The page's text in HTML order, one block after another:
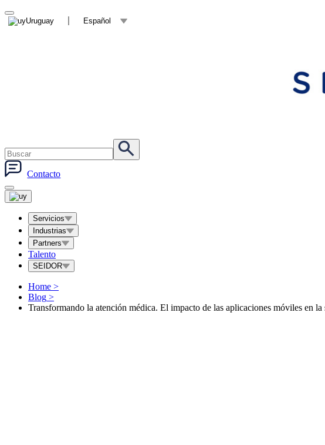
Uruguay Español
Contacto
Servicios
Industrias
Partners
Talento
SEIDOR
Home >
Blog >
Transformando la atención médica. El impacto de las aplicaciones móviles en la